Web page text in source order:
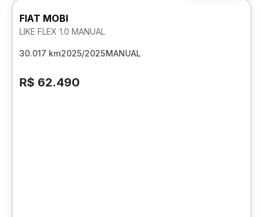
FIAT MOBI
LIKE FLEX 1.0 MANUAL
30.017 km2025/2025MANUAL
R$ 62.490